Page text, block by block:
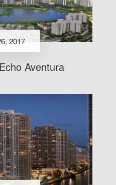
2017
Aventura